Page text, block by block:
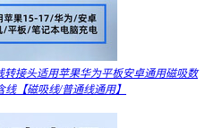
转接头适用苹果华为平板安卓通用磁吸数
【磁吸线/普通线通用】